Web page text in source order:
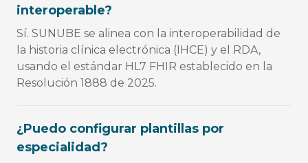
interoperable?
Sí. SUNUBE se alinea con la interoperabilidad de
la historia clínica electrónica (IHCE) y el RDA,
usando el estándar HL7 FHIR establecido en la
Resolución 1888 de 2025.
¿Puedo configurar plantillas por
especialidad?